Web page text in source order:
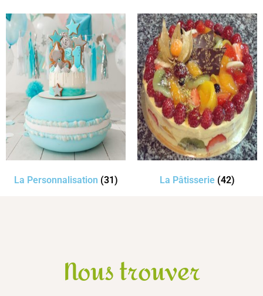
La Personnalisation (31) La Pâtisserie (42)
Nous trouver